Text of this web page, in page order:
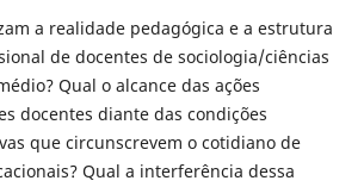
a realidade pedagógica e a estrutura
de docentes de sociologia/ciências
Qual o alcance das ações
docentes diante das condições
que circunscrevem o cotidiano de
Qual a interferência dessa